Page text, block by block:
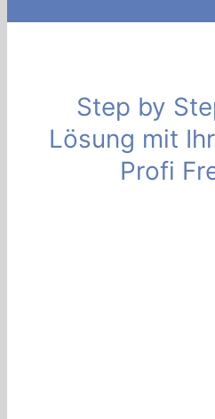
Step by
Lösung mit
Profi